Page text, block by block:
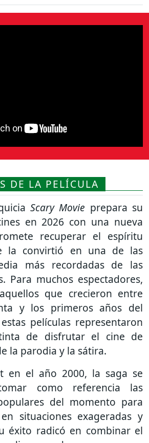
DE LA PELÍCULA
Scary Movie prepara su
en 2026 con una nueva
recuperar el espíritu
la convirtió en una de las
más recordadas de las
Para muchos espectadores,
que crecieron entre
y los primeros años del
películas representaron
de disfrutar el cine de
la parodia y la sátira.
en el año 2000, la saga se
como referencia las
del momento para
situaciones exageradas y
éxito radicó en combinar el